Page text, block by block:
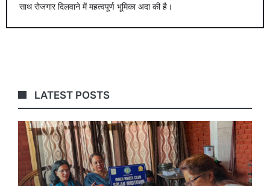
साथ रोजगार दिलवाने में महत्वपूर्ण भूमिका अदा की है।
LATEST POSTS